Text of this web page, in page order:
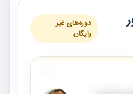
دوره‌های غیر
رایگان